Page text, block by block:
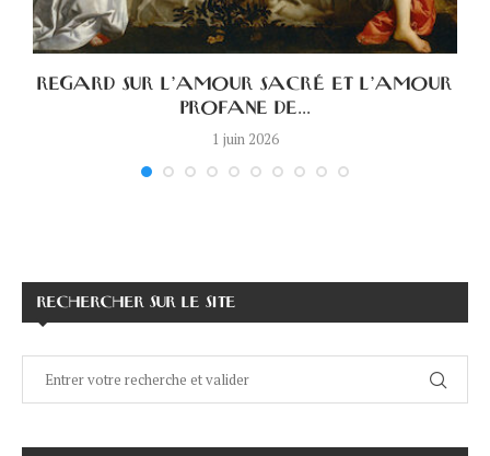
REGARD SUR L’AMOUR SACRÉ ET L’AMOUR
PROFANE DE...
1 juin 2026
RECHERCHER SUR LE SITE